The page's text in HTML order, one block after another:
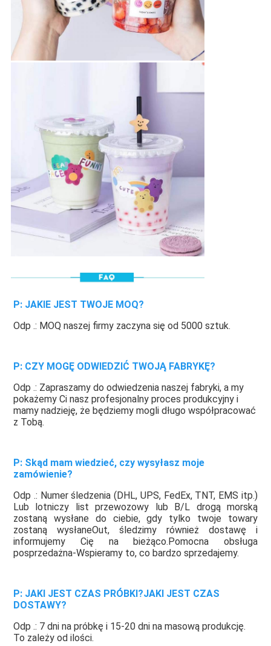
P: JAKIE JEST TWOJE MOQ?
Odp .: MOQ naszej firmy zaczyna się od 5000 sztuk.
P: CZY MOGĘ ODWIEDZIĆ TWOJĄ FABRYKĘ?
Odp .: Zapraszamy do odwiedzenia naszej fabryki, a my
pokażemy Ci nasz profesjonalny proces produkcyjny i
mamy nadzieję, że będziemy mogli długo współpracować
z Tobą.
P: Skąd mam wiedzieć, czy wysyłasz moje
zamówienie?
Odp .: Numer śledzenia (DHL, UPS, FedEx, TNT, EMS itp.)
Lub lotniczy list przewozowy lub B/L drogą morską
zostaną wysłane do ciebie, gdy tylko twoje towary
zostaną wysłaneOut, śledzimy również dostawę i
informujemy Cię na bieżąco.Pomocna obsługa
posprzedażna-Wspieramy to, co bardzo sprzedajemy.
P: JAKI JEST CZAS PRÓBKI?JAKI JEST CZAS
DOSTAWY?
Odp .: 7 dni na próbkę i 15-20 dni na masową produkcję.
To zależy od ilości.